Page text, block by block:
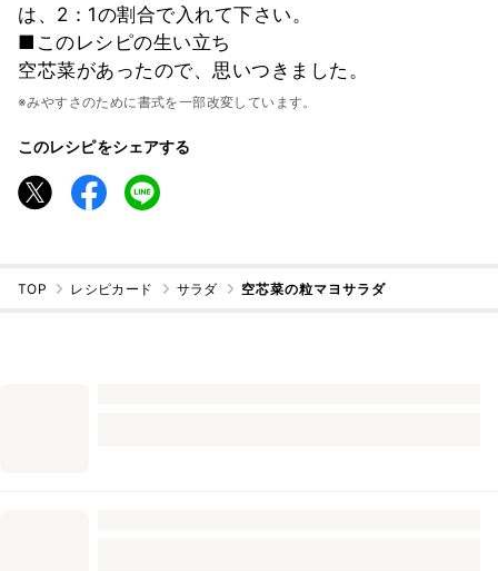
は、2：1の割合で入れて下さい。
■このレシピの生い立ち
空芯菜があったので、思いつきました。
※みやすさのために書式を一部改変しています。
このレシピをシェアする
TOP レシピカード サラダ 空芯菜の粒マヨサラダ